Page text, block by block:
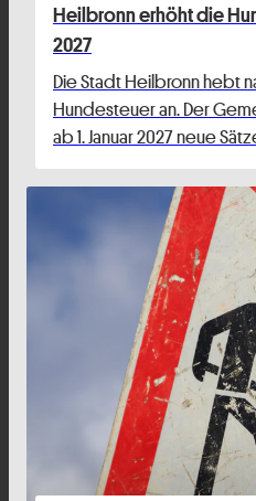
Heilbronn erhöht die
2027
Die Stadt Heilbronn hebt
Hundesteuer an. Der
ab 1. Januar 2027 neue